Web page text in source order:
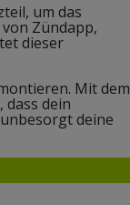
um das
Zündapp,
dieser
Mit dem
dein
deine